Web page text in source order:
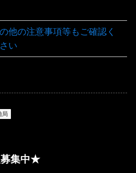
他の注意事項等もご確認く
い
局
集中★